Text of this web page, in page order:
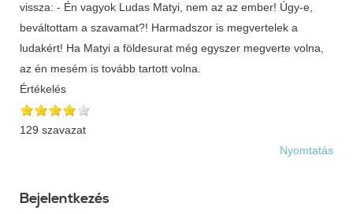
vissza: - Én vagyok Ludas Matyi, nem az az ember! Úgy-e,
beváltottam a szavamat?! Harmadszor is megvertelek a
ludakért! Ha Matyi a földesurat még egyszer megverte volna,
az én mesém is tovább tartott volna.
Értékelés
129 szavazat
Nyomtatás
Bejelentkezés